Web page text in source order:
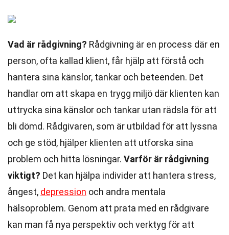
Vad är rådgivning? Rådgivning är en process där en
person, ofta kallad klient, får hjälp att förstå och
hantera sina känslor, tankar och beteenden. Det
handlar om att skapa en trygg miljö där klienten kan
uttrycka sina känslor och tankar utan rädsla för att
bli dömd. Rådgivaren, som är utbildad för att lyssna
och ge stöd, hjälper klienten att utforska sina
problem och hitta lösningar. Varför är rådgivning
viktigt? Det kan hjälpa individer att hantera stress,
ångest, depression och andra mentala
hälsoproblem. Genom att prata med en rådgivare
kan man få nya perspektiv och verktyg för att